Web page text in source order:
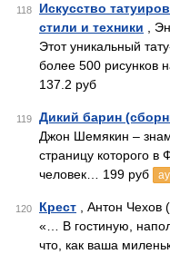
118
Искусство
стили и техники ,
Этот уникальный
более 500 рисунков
137.2 руб
119 Дикий барин
Джон Шемякин –
страницу которого
человек… 199 руб
120 Крест , Антон Чехов
«… В гостиную,
что, как ваша